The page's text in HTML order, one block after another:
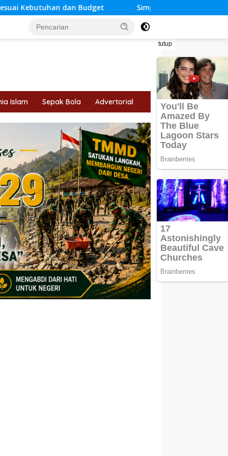
Simpang Betung–Pintas Terancam Kembali
tutup
Islam Sepak Bola Advertorial